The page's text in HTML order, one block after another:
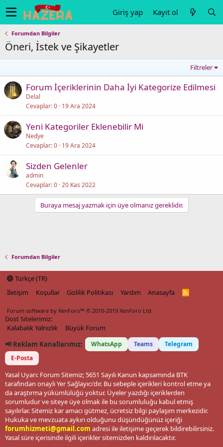
Giriş yap Kayıt ol
Forumdan Bilgiler
Öneri, İstek ve Şikayetler
Filtreler
Forum İçeriklerinin Daha İyi Kategorize Edilmesi
Delal
Cevaplar 0 19 Ara 2024
Yeni Kategoriler Eklenebilir Mi
Nedye
Cevaplar 0 19 Ara 2024
Sizden Gelenler
admin
Cevaplar 0 20 Kas 2022
Buraya mesaj yazmak için üye olmanız gereklidir.
Forumdan Bilgiler
Türkçe (TR)
İletişim
Koşullar Gizlilik Politikası Yardım Anasayfa
R
Forum software by XenForo™ © 2010-2019 XenForo Ltd.
Dost Sitelerimiz:
Kalabalık Yalnızlık
Büyük Forum
📢 Reklam Kanallarımız:
WhatsApp Teams
Telegram
E-Posta
Yasal Uyarı: Forum Sitemiz; 5651 Sayılı Kanun kapsamında BTK
tarafından onaylı Yer Sağlayıcı'dır. Bu sebeple içerikleri kontrol etme ya
da araştırma yükümlülüğü yoktur. Üyeler yazdığı içeriklerden
sorumludur ve siteye üye olmak ile bu sorumluluğu kabul etmiş
sayılırlar. Sitemiz kar amacı gütmez, ücretsiz bilgi paylaşım merkezidir.
Hukuka ve mevzuata aykırı olduğunu düşündüğünüz içeriği
forumhizmeti@gmail.com adresi ile iletişime geçerek bildirebilirsiniz.
Yasal süre içerisinde ilgili içerikler sitemizden kaldırılacaktır.